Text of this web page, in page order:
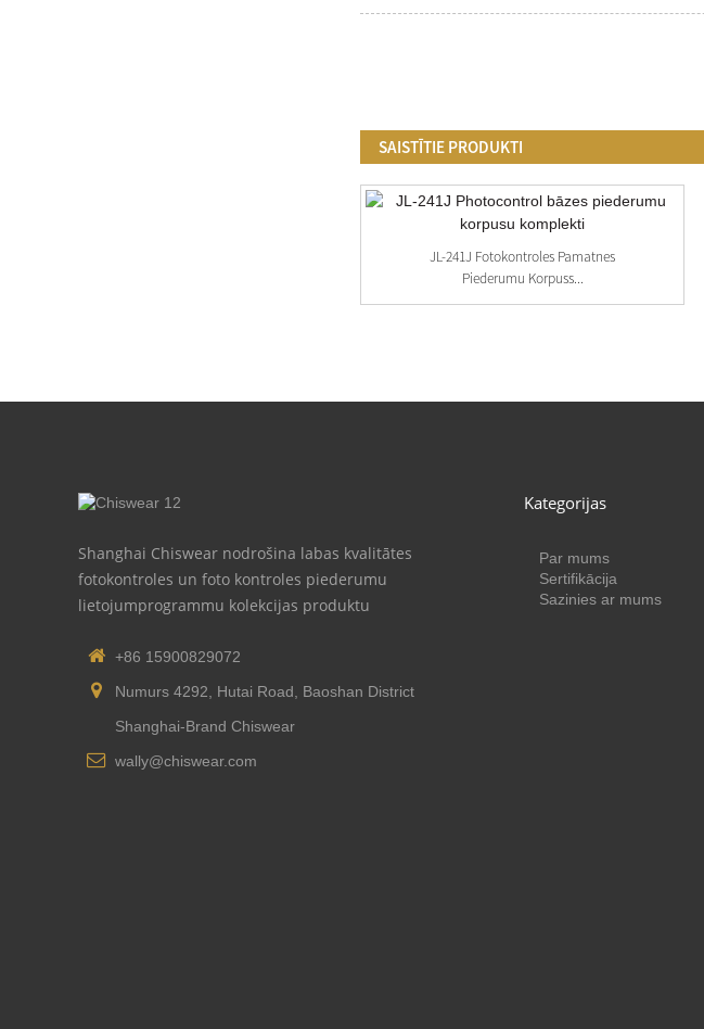
SAISTĪTIE PRODUKTI
JL-241J Fotokontroles Pamatnes
Piederumu Korpuss...
Shanghai Chiswear nodrošina labas kvalitātes
fotokontroles un foto kontroles piederumu
lietojumprogrammu kolekcijas produktu
+86 15900829072
Numurs 4292, Hutai Road, Baoshan District
Shanghai-Brand Chiswear
wally@chiswear.com
Kategorijas
Par mums
Sertifikācija
Sazinies ar mums